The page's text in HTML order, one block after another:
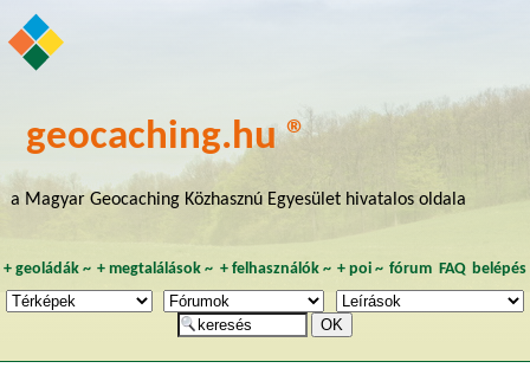
geocaching.hu ®
a Magyar Geocaching Közhasznú Egyesület hivatalos oldala
+ geoládák~ +megtalálások ~ + felhasználók~ + poi~ fórum FAQ belépés